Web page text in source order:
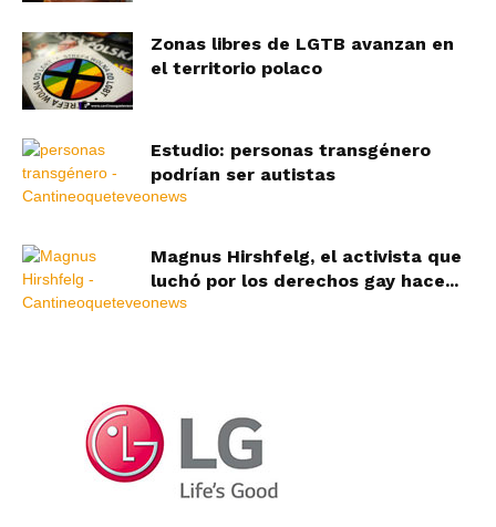
Zonas libres de LGTB avanzan en
el territorio polaco
Estudio: personas transgénero
podrían ser autistas
Magnus Hirshfelg, el activista que
luchó por los derechos gay hace...